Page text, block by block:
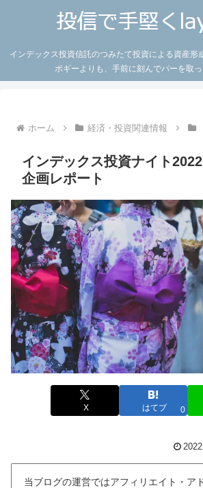
インデックス投資信託のつみたて投資による資産形
ボギーよりも、手前に刻んでパーを取っ
ホーム 経済・投資関連情報
インデックス投資ナイト
企画レポート
X はてブ 0
当ブログの運営ではアフィリエイト・ア